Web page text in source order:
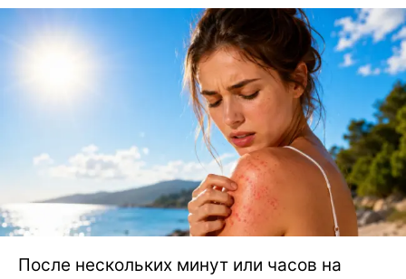
После нескольких минут или часов на